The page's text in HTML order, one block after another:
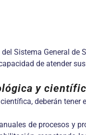
Sistema General
de atender
y
deberán tener
de procesos y